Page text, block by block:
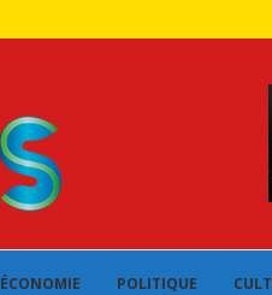
ÉCONOMIE POLITIQUE